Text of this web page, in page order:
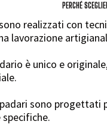
PERCHÉ
realizzati con
lavorazione
è unico e
sono progettati